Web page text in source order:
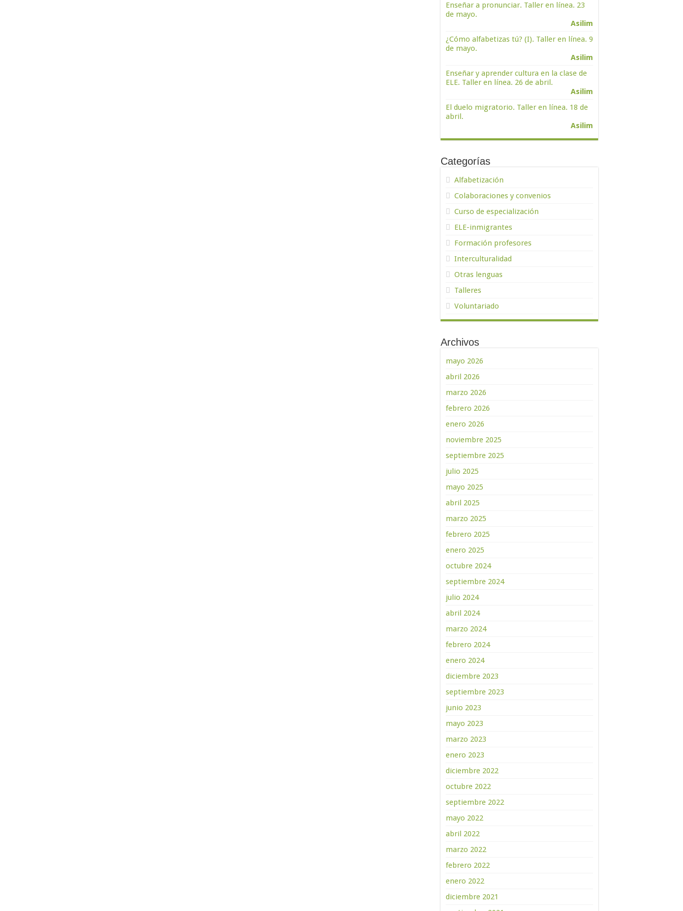
Enseñar a pronunciar. Taller en línea. 23
de mayo.
Asilim
¿Cómo alfabetizas tú? (I). Taller en línea. 9
de mayo.
Asilim
Enseñar y aprender cultura en la clase de
ELE. Taller en línea. 26 de abril.
Asilim
El duelo migratorio. Taller en línea. 18 de
abril.
Asilim
Categorías
Alfabetización
Colaboraciones y convenios
Curso de especialización
ELE-inmigrantes
Formación profesores
Interculturalidad
Otras lenguas
Talleres
Voluntariado
Archivos
mayo 2026
abril 2026
marzo 2026
febrero 2026
enero 2026
noviembre 2025
septiembre 2025
julio 2025
mayo 2025
abril 2025
marzo 2025
febrero 2025
enero 2025
octubre 2024
septiembre 2024
julio 2024
abril 2024
marzo 2024
febrero 2024
enero 2024
diciembre 2023
septiembre 2023
junio 2023
mayo 2023
marzo 2023
enero 2023
diciembre 2022
octubre 2022
septiembre 2022
mayo 2022
abril 2022
marzo 2022
febrero 2022
enero 2022
diciembre 2021